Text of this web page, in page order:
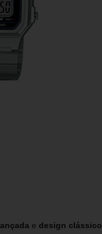
e design clássico